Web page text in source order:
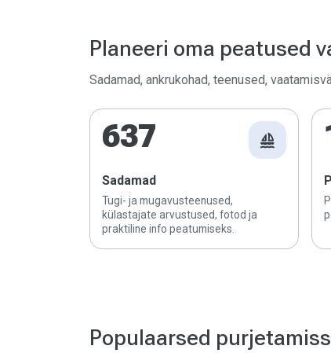
Planeeri oma peatused
Sadamad, ankrukohad, teenused,
637 sailing
Sadamad
Tugi- ja mugavusteenused,
külastajate arvustused, fotod ja
praktiline info peatumiseks.
Populaarsed